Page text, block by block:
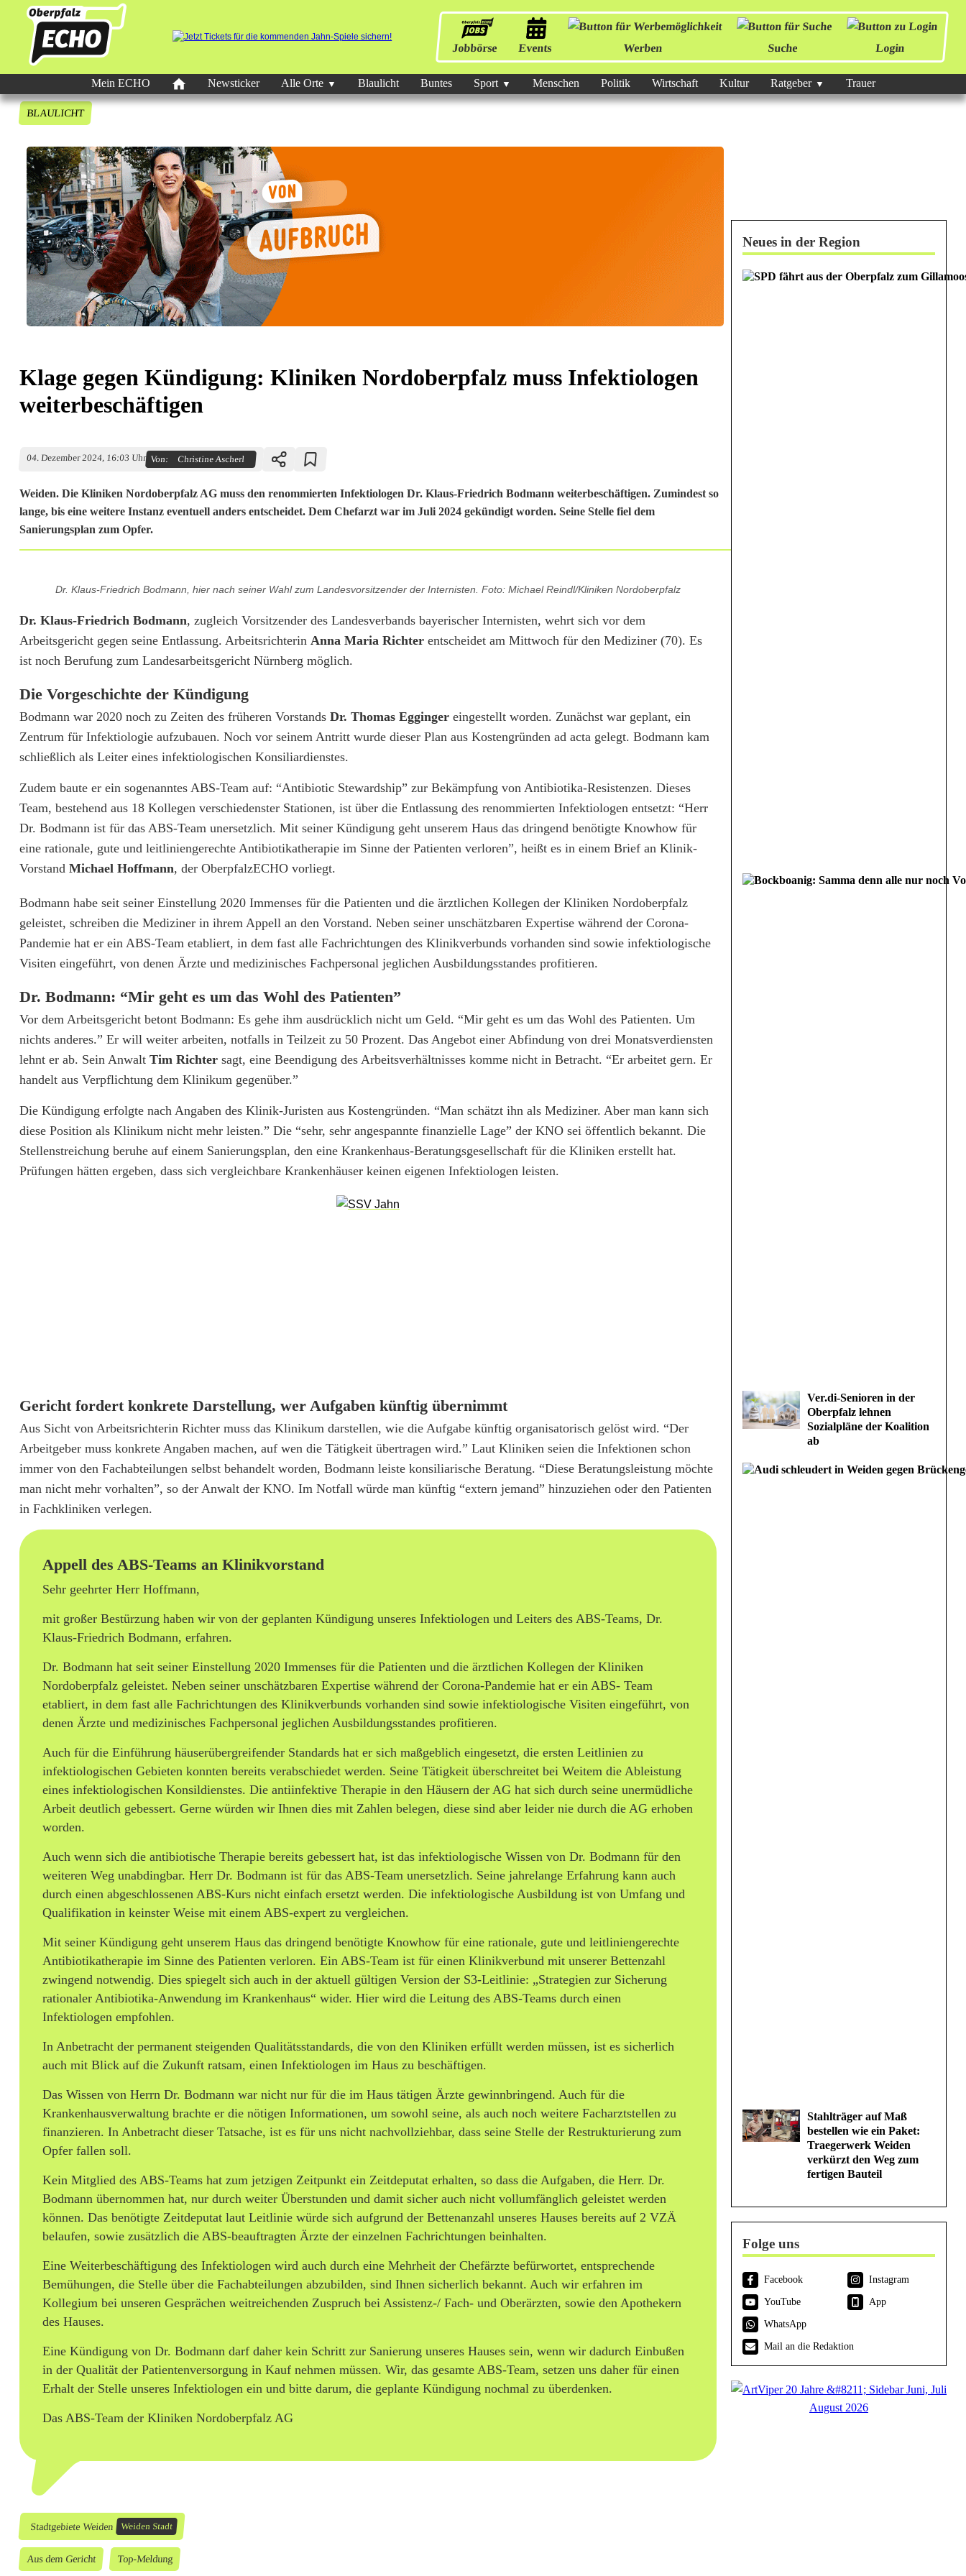
Jobbörse Events Werben Suche Login
Mein ECHO Newsticker Alle Orte Blaulicht Buntes Sport Menschen Politik Wirtschaft Kultur Ratgeber Trauer
BLAULICHT
Klage gegen Kündigung: Kliniken Nordoberpfalz muss Infektiologen
weiterbeschäftigen
04. Dezember 2024, 16:03 Uhr Von: Christine Ascherl
Weiden. Die Kliniken Nordoberpfalz AG muss den renommierten Infektiologen Dr. Klaus-Friedrich Bodmann weiterbeschäftigen. Zumindest so
lange, bis eine weitere Instanz eventuell anders entscheidet. Dem Chefarzt war im Juli 2024 gekündigt worden. Seine Stelle fiel dem
Sanierungsplan zum Opfer.
a
g
e
g
e
e
n
K
ü
n
d
i
g
u
n
g
K
l
i
r
d
o
b
e
r
h
ä
t
i
g
Dr. Klaus-Friedrich Bodmann, hier nach seiner Wahl zum Landesvorsitzender der Internisten. Foto: Michael Reindl/Kliniken Nordoberpfalz
Dr. Klaus-Friedrich Bodmann, zugleich Vorsitzender des Landesverbands bayerischer Internisten, wehrt sich vor dem
Arbeitsgericht gegen seine Entlassung. Arbeitsrichterin Anna Maria Richter entscheidet am Mittwoch für den Mediziner (70). Es
ist noch Berufung zum Landesarbeitsgericht Nürnberg möglich.
Die Vorgeschichte der Kündigung
Bodmann war 2020 noch zu Zeiten des früheren Vorstands Dr. Thomas Egginger eingestellt worden. Zunächst war geplant, ein
Zentrum für Infektiologie aufzubauen. Noch vor seinem Antritt wurde dieser Plan aus Kostengründen ad acta gelegt. Bodmann kam
schließlich als Leiter eines infektiologischen Konsiliardienstes.
Zudem baute er ein sogenanntes ABS-Team auf: “Antibiotic Stewardship” zur Bekämpfung von Antibiotika-Resistenzen. Dieses
Team, bestehend aus 18 Kollegen verschiedenster Stationen, ist über die Entlassung des renommierten Infektiologen entsetzt: “Herr
Dr. Bodmann ist für das ABS-Team unersetzlich. Mit seiner Kündigung geht unserem Haus das dringend benötigte Knowhow für
eine rationale, gute und leitliniengerechte Antibiotikatherapie im Sinne der Patienten verloren”, heißt es in einem Brief an Klinik-
Vorstand Michael Hoffmann, der OberpfalzECHO vorliegt.
Bodmann habe seit seiner Einstellung 2020 Immenses für die Patienten und die ärztlichen Kollegen der Kliniken Nordoberpfalz
geleistet, schreiben die Mediziner in ihrem Appell an den Vorstand. Neben seiner unschätzbaren Expertise während der Corona-
Pandemie hat er ein ABS-Team etabliert, in dem fast alle Fachrichtungen des Klinikverbunds vorhanden sind sowie infektiologische
Visiten eingeführt, von denen Ärzte und medizinisches Fachpersonal jeglichen Ausbildungsstandes profitieren.
Dr. Bodmann: “Mir geht es um das Wohl des Patienten”
Vor dem Arbeitsgericht betont Bodmann: Es gehe ihm ausdrücklich nicht um Geld. “Mir geht es um das Wohl des Patienten. Um
nichts anderes.” Er will weiter arbeiten, notfalls in Teilzeit zu 50 Prozent. Das Angebot einer Abfindung von drei Monatsverdiensten
lehnt er ab. Sein Anwalt Tim Richter sagt, eine Beendigung des Arbeitsverhältnisses komme nicht in Betracht. “Er arbeitet gern. Er
handelt aus Verpflichtung dem Klinikum gegenüber.”
Die Kündigung erfolgte nach Angaben des Klinik-Juristen aus Kostengründen. “Man schätzt ihn als Mediziner. Aber man kann sich
diese Position als Klinikum nicht mehr leisten.” Die “sehr, sehr angespannte finanzielle Lage” der KNO sei öffentlich bekannt. Die
Stellenstreichung beruhe auf einem Sanierungsplan, den eine Krankenhaus-Beratungsgesellschaft für die Kliniken erstellt hat.
Prüfungen hätten ergeben, dass sich vergleichbare Krankenhäuser keinen eigenen Infektiologen leisten.
Gericht fordert konkrete Darstellung, wer Aufgaben künftig übernimmt
Aus Sicht von Arbeitsrichterin Richter muss das Klinikum darstellen, wie die Aufgabe künftig organisatorisch gelöst wird. “Der
Arbeitgeber muss konkrete Angaben machen, auf wen die Tätigkeit übertragen wird.” Laut Kliniken seien die Infektionen schon
immer von den Fachabteilungen selbst behandelt worden, Bodmann leiste konsiliarische Beratung. “Diese Beratungsleistung möchte
man nicht mehr vorhalten”, so der Anwalt der KNO. Im Notfall würde man künftig “extern jemand” hinzuziehen oder den Patienten
in Fachkliniken verlegen.
Appell des ABS-Teams an Klinikvorstand
Sehr geehrter Herr Hoffmann,
mit großer Bestürzung haben wir von der geplanten Kündigung unseres Infektiologen und Leiters des ABS-Teams, Dr.
Klaus-Friedrich Bodmann, erfahren.
Dr. Bodmann hat seit seiner Einstellung 2020 Immenses für die Patienten und die ärztlichen Kollegen der Kliniken
Nordoberpfalz geleistet. Neben seiner unschätzbaren Expertise während der Corona-Pandemie hat er ein ABS- Team
etabliert, in dem fast alle Fachrichtungen des Klinikverbunds vorhanden sind sowie infektiologische Visiten eingeführt, von
denen Ärzte und medizinisches Fachpersonal jeglichen Ausbildungsstandes profitieren.
Auch für die Einführung häuserübergreifender Standards hat er sich maßgeblich eingesetzt, die ersten Leitlinien zu
infektiologischen Gebieten konnten bereits verabschiedet werden. Seine Tätigkeit überschreitet bei Weitem die Ableistung
eines infektiologischen Konsildienstes. Die antiinfektive Therapie in den Häusern der AG hat sich durch seine unermüdliche
Arbeit deutlich gebessert. Gerne würden wir Ihnen dies mit Zahlen belegen, diese sind aber leider nie durch die AG erhoben
worden.
Auch wenn sich die antibiotische Therapie bereits gebessert hat, ist das infektiologische Wissen von Dr. Bodmann für den
weiteren Weg unabdingbar. Herr Dr. Bodmann ist für das ABS-Team unersetzlich. Seine jahrelange Erfahrung kann auch
durch einen abgeschlossenen ABS-Kurs nicht einfach ersetzt werden. Die infektiologische Ausbildung ist von Umfang und
Qualifikation in keinster Weise mit einem ABS-expert zu vergleichen.
Mit seiner Kündigung geht unserem Haus das dringend benötigte Knowhow für eine rationale, gute und leitliniengerechte
Antibiotikatherapie im Sinne des Patienten verloren. Ein ABS-Team ist für einen Klinikverbund mit unserer Bettenzahl
zwingend notwendig. Dies spiegelt sich auch in der aktuell gültigen Version der S3-Leitlinie: „Strategien zur Sicherung
rationaler Antibiotika-Anwendung im Krankenhaus“ wider. Hier wird die Leitung des ABS-Teams durch einen
Infektiologen empfohlen.
In Anbetracht der permanent steigenden Qualitätsstandards, die von den Kliniken erfüllt werden müssen, ist es sicherlich
auch mit Blick auf die Zukunft ratsam, einen Infektiologen im Haus zu beschäftigen.
Das Wissen von Herrn Dr. Bodmann war nicht nur für die im Haus tätigen Ärzte gewinnbringend. Auch für die
Krankenhausverwaltung brachte er die nötigen Informationen, um sowohl seine, als auch noch weitere Facharztstellen zu
finanzieren. In Anbetracht dieser Tatsache, ist es für uns nicht nachvollziehbar, dass seine Stelle der Restrukturierung zum
Opfer fallen soll.
Kein Mitglied des ABS-Teams hat zum jetzigen Zeitpunkt ein Zeitdeputat erhalten, so dass die Aufgaben, die Herr. Dr.
Bodmann übernommen hat, nur durch weiter Überstunden und damit sicher auch nicht vollumfänglich geleistet werden
können. Das benötigte Zeitdeputat laut Leitlinie würde sich aufgrund der Bettenanzahl unseres Hauses bereits auf 2 VZÄ
belaufen, sowie zusätzlich die ABS-beauftragten Ärzte der einzelnen Fachrichtungen beinhalten.
Eine Weiterbeschäftigung des Infektiologen wird auch durch eine Mehrheit der Chefärzte befürwortet, entsprechende
Bemühungen, die Stelle über die Fachabteilungen abzubilden, sind Ihnen sicherlich bekannt. Auch wir erfahren im
Kollegium bei unseren Gesprächen weitreichenden Zuspruch bei Assistenz-/ Fach- und Oberärzten, sowie den Apothekern
des Hauses.
Eine Kündigung von Dr. Bodmann darf daher kein Schritt zur Sanierung unseres Hauses sein, wenn wir dadurch Einbußen
in der Qualität der Patientenversorgung in Kauf nehmen müssen. Wir, das gesamte ABS-Team, setzen uns daher für einen
Erhalt der Stelle unseres Infektiologen ein und bitte darum, die geplante Kündigung nochmal zu überdenken.
Das ABS-Team der Kliniken Nordoberpfalz AG
Stadtgebiete Weiden Weiden Stadt
Aus dem Gericht Top-Meldung
Neues in der Region
Ver.di-Senioren in der
Oberpfalz lehnen
Sozialpläne der Koalition
ab
Stahlträger auf Maß
bestellen wie ein Paket:
Traegerwerk Weiden
verkürzt den Weg zum
fertigen Bauteil
Folge uns
Facebook
Instagram
YouTube
App
WhatsApp
Mail an die Redaktion